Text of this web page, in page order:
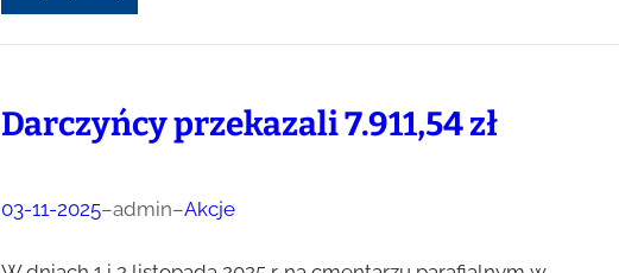
Darczyńcy przekazali 7.911,54 zł
03-11-2025–admin–Akcje